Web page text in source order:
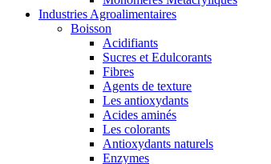
Industries Agroalimentaires
Boisson
Acidifiants
Sucres et Edulcorants
Fibres
Agents de texture
Les antioxydants
Acides aminés
Les colorants
Antioxydants naturels
Enzymes